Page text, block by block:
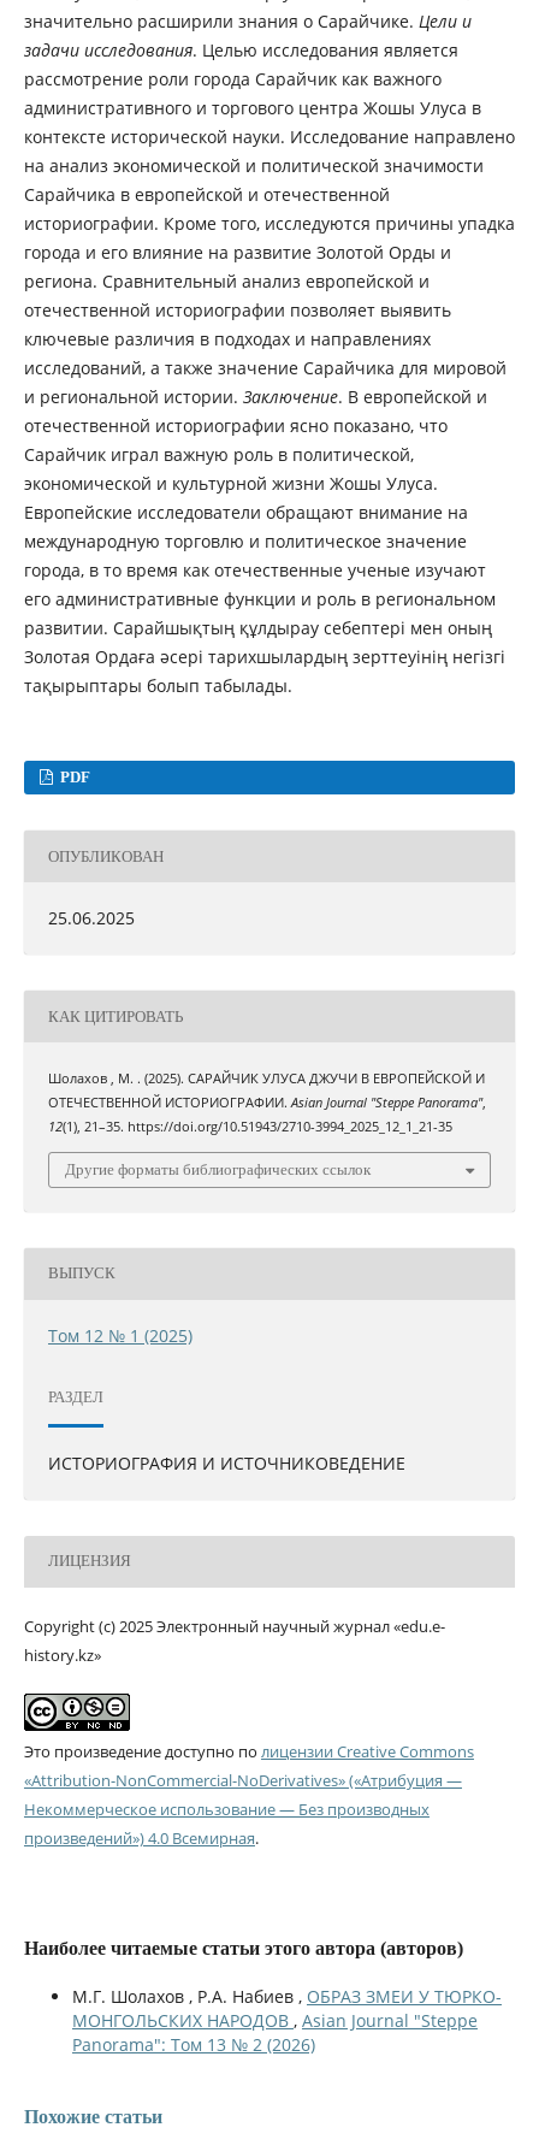
значительно расширили знания о Сарайчике. Цели и
задачи исследования. Целью исследования является
рассмотрение роли города Сарайчик как важного
административного и торгового центра Жошы Улуса в
контексте исторической науки. Исследование направлено
на анализ экономической и политической значимости
Сарайчика в европейской и отечественной
историографии. Кроме того, исследуются причины упадка
города и его влияние на развитие Золотой Орды и
региона. Сравнительный анализ европейской и
отечественной историографии позволяет выявить
ключевые различия в подходах и направлениях
исследований, а также значение Сарайчика для мировой
и региональной истории. Заключение. В европейской и
отечественной историографии ясно показано, что
Сарайчик играл важную роль в политической,
экономической и культурной жизни Жошы Улуса.
Европейские исследователи обращают внимание на
международную торговлю и политическое значение
города, в то время как отечественные ученые изучают
его административные функции и роль в региональном
развитии. Сарайшықтың құлдырау себептері мен оның
Золотая Ордаға әсері тарихшылардың зерттеуінің негізгі
тақырыптары болып табылады.
PDF
ОПУБЛИКОВАН
25.06.2025
КАК ЦИТИРОВАТЬ
Шолахов , М. . (2025). САРАЙЧИК УЛУСА ДЖУЧИ В ЕВРОПЕЙСКОЙ И
ОТЕЧЕСТВЕННОЙ ИСТОРИОГРАФИИ.Asian Journal "Steppe Panorama",
12(1), 21–35. https://doi.org/10.51943/2710-3994_2025_12_1_21-35
Другие форматы библиографических ссылок
ВЫПУСК
Том 12 № 1 (2025)
РАЗДЕЛ
ИСТОРИОГРАФИЯ И ИСТОЧНИКОВЕДЕНИЕ
ЛИЦЕНЗИЯ
Copyright (c) 2025 Электронный научный журнал «edu.e-
history.kz»
Это произведение доступно по лицензии Creative Commons
«Attribution-NonCommercial-NoDerivatives» («Атрибуция —
Некоммерческое использование — Без производных
произведений») 4.0 Всемирная.
Наиболее читаемые статьи этого автора (авторов)
М.Г. Шолахов , Р.А. Набиев , ОБРАЗ ЗМЕИ У ТЮРКО-
МОНГОЛЬСКИХ НАРОДОВ , Asian Journal "Steppe
Panorama": Том 13 № 2 (2026)
Похожие статьи